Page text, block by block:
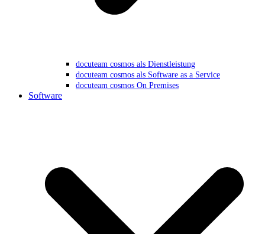
docuteam cosmos als Dienstleistung
docuteam cosmos als Software as a Service
docuteam cosmos On Premises
Software